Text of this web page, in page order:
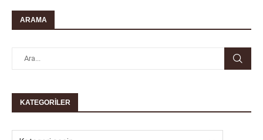
ARAMA
KATEGORILER